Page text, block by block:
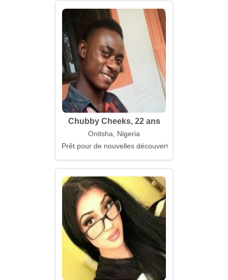
Chubby Cheeks, 22 ans
Onitsha, Nigeria
Prêt pour de nouvelles découvertes